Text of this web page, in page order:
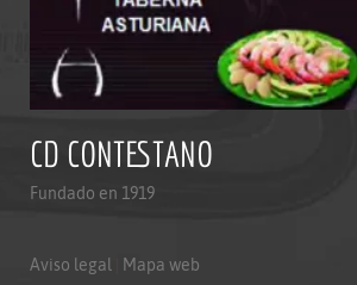
CD CONTESTANO
Fundado en 1919
Aviso legal Mapa web